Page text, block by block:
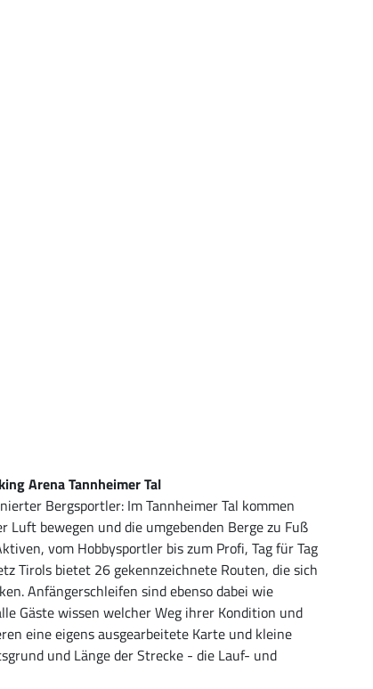
Arena Tannheimer Tal
Bergsportler: Im Tannheimer Tal kommen
Luft bewegen und die umgebenden Berge zu Fuß
vom Hobbysportler bis zum Profi, Tag für Tag
Tirols bietet 26 gekennzeichnete Routen, die sich
Anfängerschleifen sind ebenso dabei wie
Gäste wissen welcher Weg ihrer Kondition und
eine eigens ausgearbeitete Karte und kleine
und Länge der Strecke - die Lauf- und